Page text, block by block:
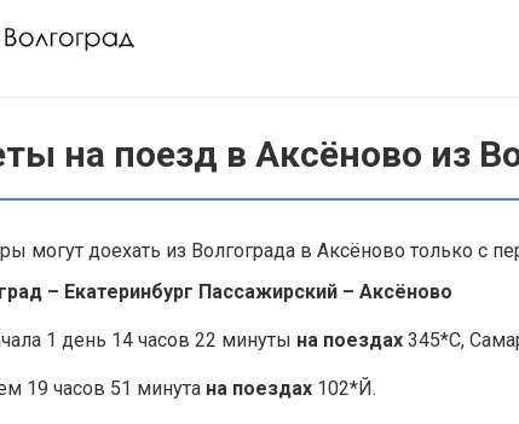
на поезд в Аксёново из
могут доехать из Волгограда в Аксёново только с
– Екатеринбург Пассажирский – Аксёново
1 день 14 часов 22 минуты на поездах 345*С,
19 часов 51 минута на поездах 102*Й.